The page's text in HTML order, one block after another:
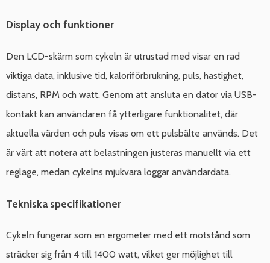
Display och funktioner
Den LCD-skärm som cykeln är utrustad med visar en rad
viktiga data, inklusive tid, kaloriförbrukning, puls, hastighet,
distans, RPM och watt. Genom att ansluta en dator via USB-
kontakt kan användaren få ytterligare funktionalitet, där
aktuella värden och puls visas om ett pulsbälte används. Det
är värt att notera att belastningen justeras manuellt via ett
reglage, medan cykelns mjukvara loggar användardata.
Tekniska specifikationer
Cykeln fungerar som en ergometer med ett motstånd som
sträcker sig från 4 till 1400 watt, vilket ger möjlighet till